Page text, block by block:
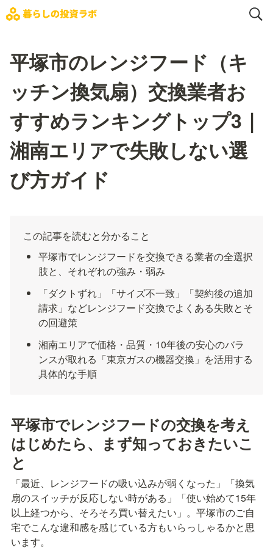
平塚市のレンジフード（キ
ッチン換気扇）交換業者お
すすめランキングトップ3｜
湘南エリアで失敗しない選
び方ガイド
この記事を読むと分かること
平塚市でレンジフードを交換できる業者の全選択
肢と、それぞれの強み・弱み
「ダクトずれ」「サイズ不一致」「契約後の追加
請求」などレンジフード交換でよくある失敗とそ
の回避策
湘南エリアで価格・品質・10年後の安心のバラ
ンスが取れる「東京ガスの機器交換」を活用する
具体的な手順
平塚市でレンジフードの交換を考え
はじめたら、まず知っておきたいこ
と
「最近、レンジフードの吸い込みが弱くなった」「換気
扇のスイッチが反応しない時がある」「使い始めて15年
以上経つから、そろそろ買い替えたい」。平塚市のご自
宅でこんな違和感を感じている方もいらっしゃるかと思
います。